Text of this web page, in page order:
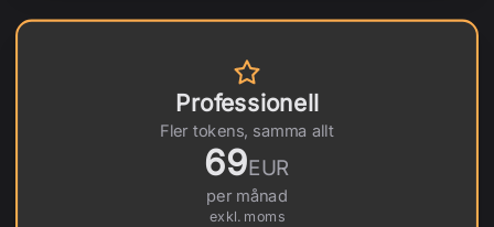
Professionell
Fler tokens, samma allt
69EUR
per månad
exkl. moms